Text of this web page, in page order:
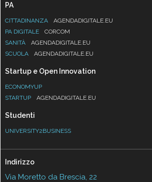
PA
CITTADINANZA
AGENDADIGITALE.EU
PA DIGITALE
CORCOM
SANITÀ
AGENDADIGITALE.EU
SCUOLA
AGENDADIGITALE.EU
Startup e Open Innovation
ECONOMYUP
STARTUP
AGENDADIGITALE.EU
Studenti
UNIVERSITY2BUSINESS
Indirizzo
Via Moretto da Brescia, 22